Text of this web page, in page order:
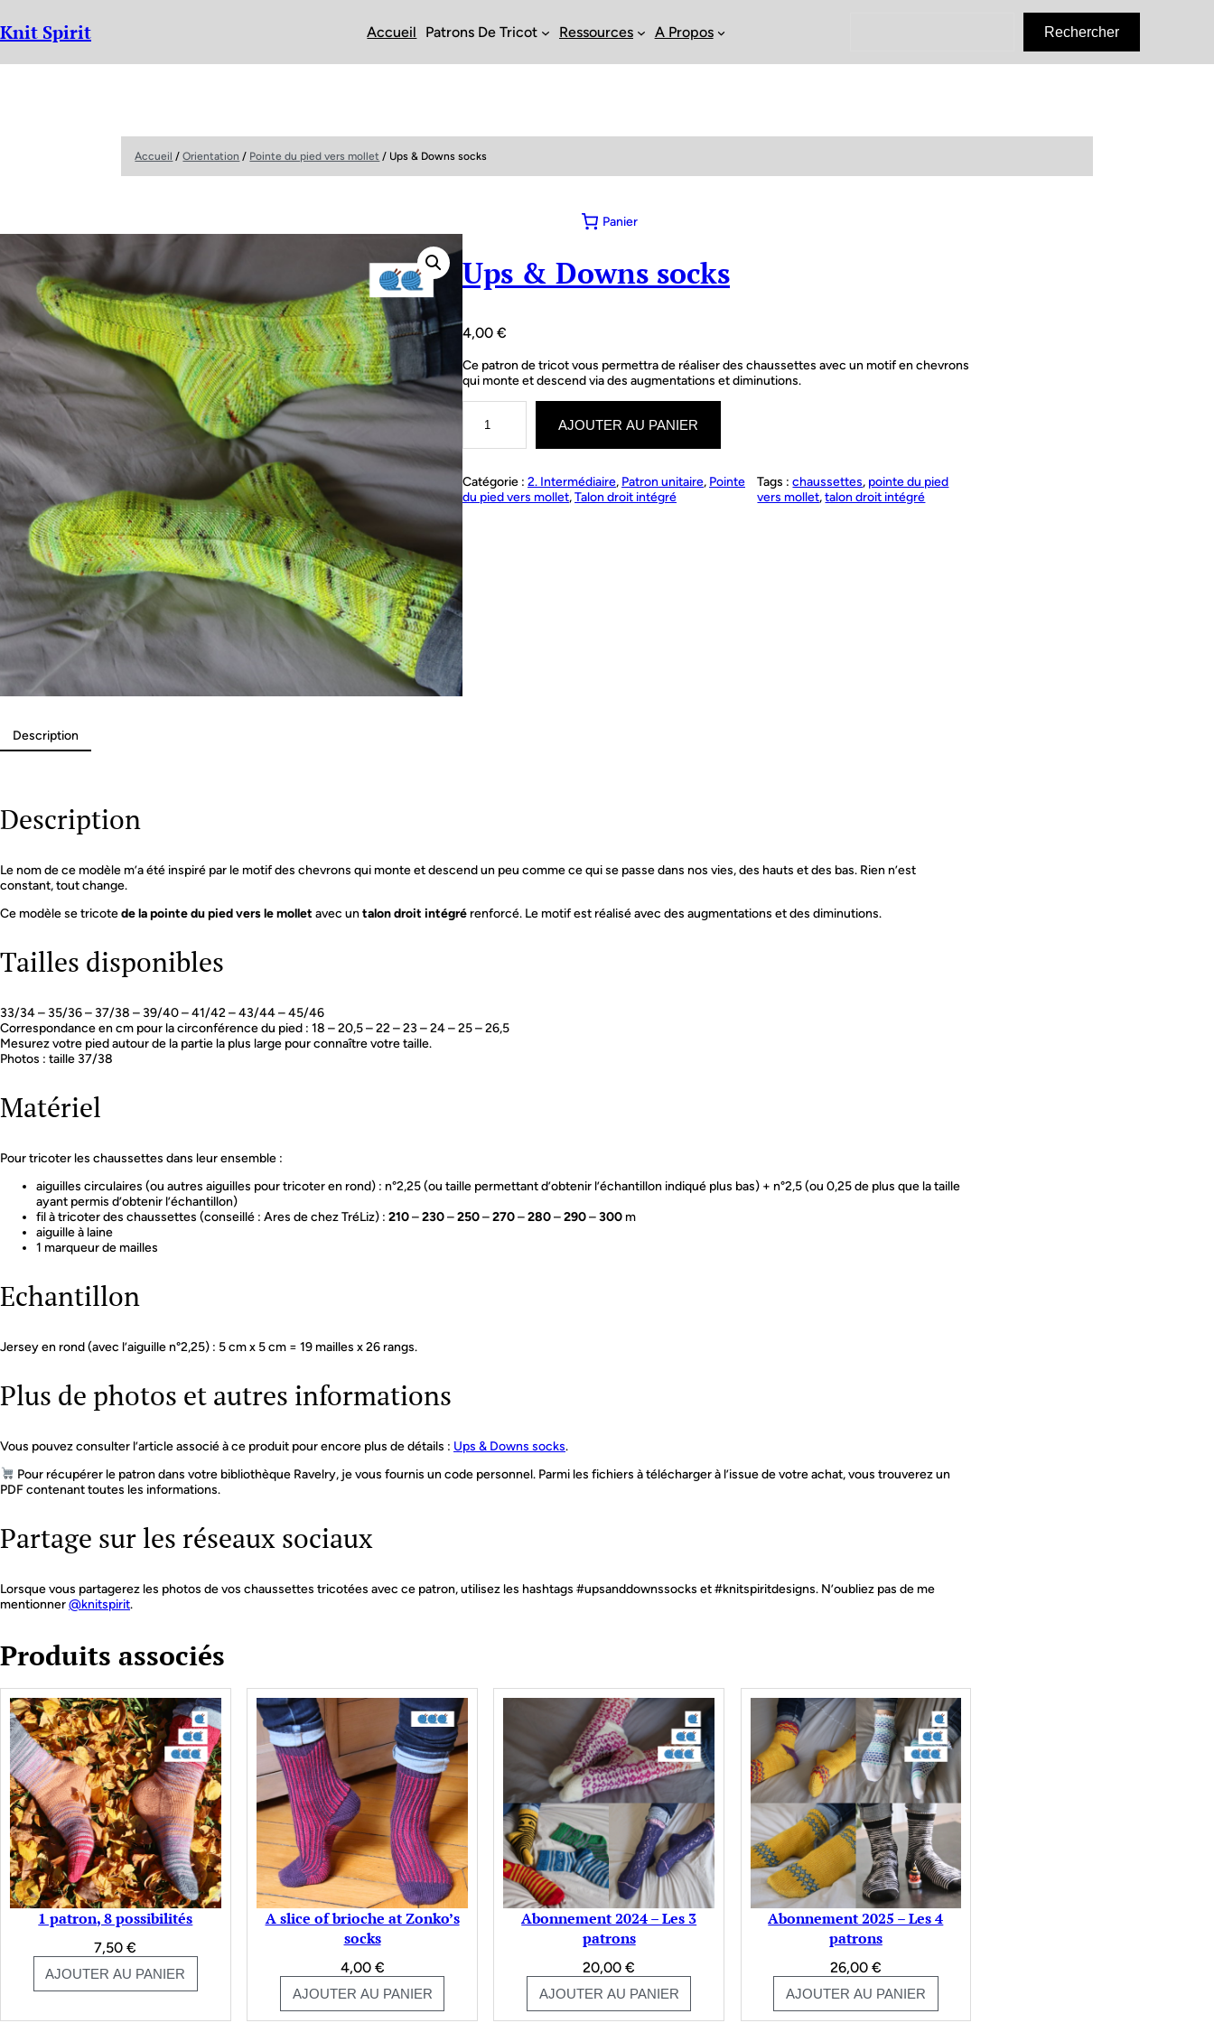
Knit Spirit Accueil Patrons De Tricot Ressources A Propos
h
Rechercher
Accueil /Orientation / Pointe du pied vers mollet / Ups & Downs socks
Panier
Ups & Downs socks
4,00 €
Ce patron de tricot vous permettra de réaliser des chaussettes avec un motif en chevrons
qui monte et descend via des augmentations et diminutions.
q
n
t
i
t
&
D
w
n
s
s
AJOUTER AU PANIER
Catégorie : 2. Intermédiaire, Patron unitaire, Pointe
du pied vers mollet, Talon droit intégré
Tags :chaussettes, pointe du pied
vers mollet, talon droit intégré
Description
Description
Le nom de ce modèle m’a été inspiré par le motif des chevrons qui monte et descend un peu comme ce qui se passe dans nos vies, des hauts et des bas. Rien n’est
constant, tout change.
Ce modèle se tricotede la pointe du pied vers le mollet avec untalon droit intégré renforcé. Le motif est réalisé avec des augmentations et des diminutions.
Tailles disponibles
33/34 – 35/36 – 37/38 – 39/40 – 41/42 – 43/44 – 45/46
Correspondance en cm pour la circonférence du pied : 18 – 20,5 – 22 – 23 – 24 – 25 – 26,5
Mesurez votre pied autour de la partie la plus large pour connaître votre taille.
Photos : taille 37/38
Matériel
Pour tricoter les chaussettes dans leur ensemble :
aiguilles circulaires (ou autres aiguilles pour tricoter en rond) : n°2,25 (ou taille permettant d’obtenir l’échantillon indiqué plus bas) + n°2,5 (ou 0,25 de plus que la taille
ayant permis d’obtenir l’échantillon)
fil à tricoter des chaussettes (conseillé : Ares de chez TréLiz) : 210–230–250–270–280–290–300 m
aiguille à laine
1 marqueur de mailles
Echantillon
Jersey en rond (avec l’aiguille n°2,25) : 5 cm x 5 cm = 19 mailles x 26 rangs.
Plus de photos et autres informations
Vous pouvez consulter l’article associé à ce produit pour encore plus de détails : Ups & Downs socks.
Pour récupérer le patron dans votre bibliothèque Ravelry, je vous fournis un code personnel. Parmi les fichiers à télécharger à l’issue de votre achat, vous trouverez un
PDF contenant toutes les informations.
Partage sur les réseaux sociaux
Lorsque vous partagerez les photos de vos chaussettes tricotées avec ce patron, utilisez les hashtags #upsanddownssocks et #knitspiritdesigns. N’oubliez pas de me
mentionner@knitspirit.
Produits associés
1 patron, 8 possibilités
7,50€
AJOUTER AU PANIER
A slice of brioche at Zonko’s
socks
4,00 €
AJOUTER AU PANIER
Abonnement 2024 – Les 3
patrons
20,00€
AJOUTER AU PANIER
Abonnement 2025 – Les 4
patrons
26,00 €
AJOUTER AU PANIER